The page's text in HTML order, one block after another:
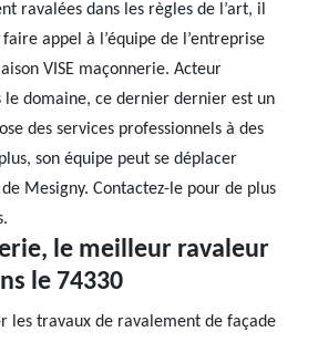
ravalées dans les règles de l’art, il
appel à l’équipe de l’entreprise
VISE maçonnerie. Acteur
le domaine, ce dernier dernier est un
des services professionnels à des
son équipe peut se déplacer
Mesigny. Contactez-le pour de plus
le meilleur ravaleur
le 74330
les travaux de ravalement de façade